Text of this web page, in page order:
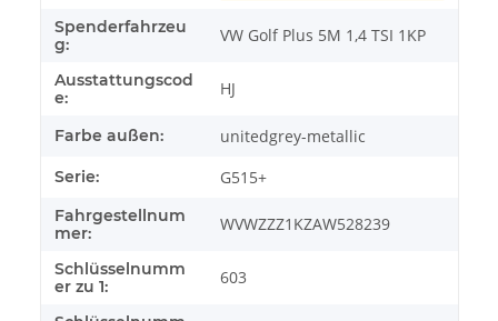
Spenderfahrzeu
g:
VW Golf Plus 5M 1,4 TSI 1KP
Ausstattungscod
e:
HJ
Farbe außen: unitedgrey-metallic
Serie: G515+
Fahrgestellnum
mer:
WVWZZZ1KZAW528239
Schlüsselnumm
er zu 1:
603